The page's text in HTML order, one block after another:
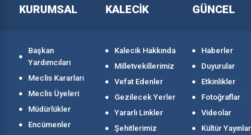
KURUMSAL
Başkan
Yardımcıları
Meclis Kararları
Meclis Üyeleri
Müdürlükler
Encümenler
KALECİK
Kalecik Hakkında
Milletvekillerimiz
Vefat Edenler
Gezilecek Yerler
Yararlı Linkler
Şehitlerimiz
GÜNCEL
Haberler
Duyurular
Etkinlikler
Fotoğraflar
Videolar
Kültür